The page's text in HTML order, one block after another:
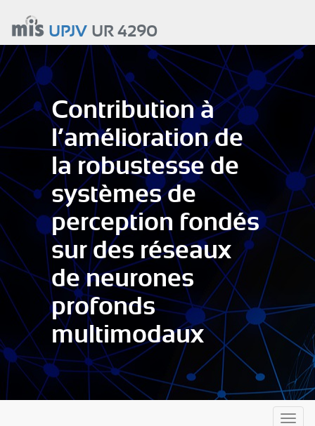
contenu
principal
UPJVUR 4290
Contribution à
l’amélioration de
la robustesse de
systèmes de
perception fondés
sur des réseaux
de neurones
profonds
multimodaux